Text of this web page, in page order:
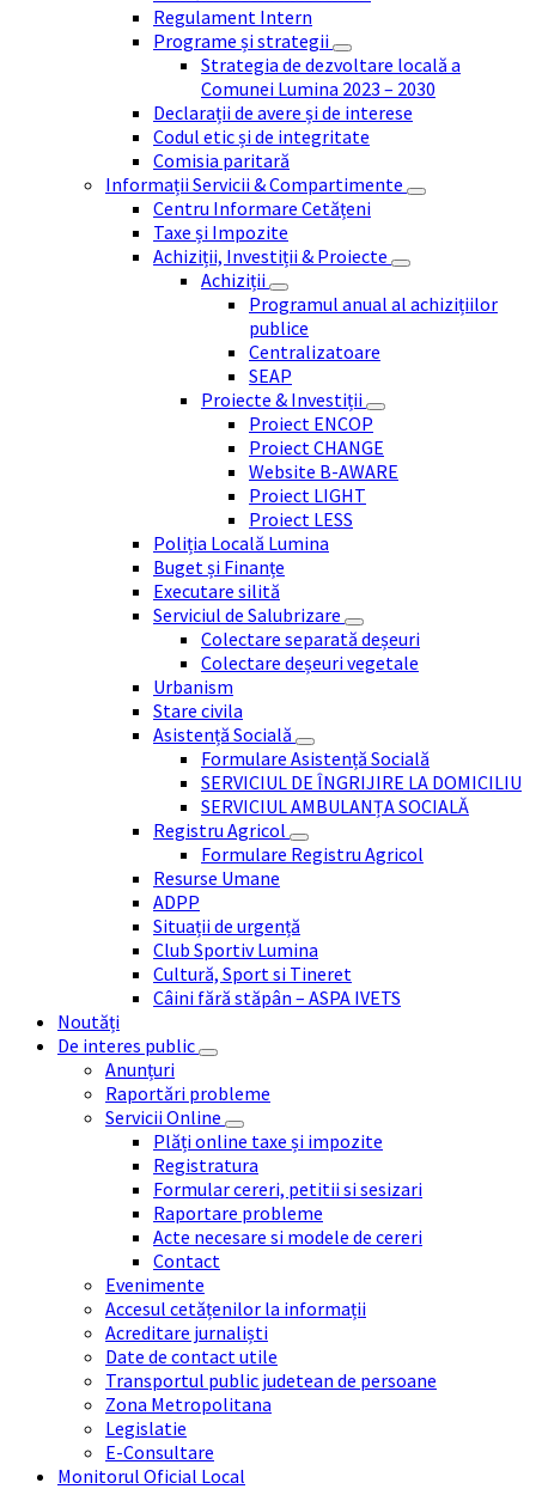
Regulament Intern
Programe și strategii
Strategia de dezvoltare locală a
Comunei Lumina 2023 – 2030
Declarații de avere și de interese
Codul etic și de integritate
Comisia paritară
Informații Servicii & Compartimente
Centru Informare Cetățeni
Taxe și Impozite
Achiziții, Investiții & Proiecte
Achiziții
Programul anual al achizițiilor
publice
Centralizatoare
SEAP
Proiecte & Investiții
Proiect ENCOP
Proiect CHANGE
Website B-AWARE
Proiect LIGHT
Proiect LESS
Poliția Locală Lumina
Buget și Finanțe
Executare silită
Serviciul de Salubrizare
Colectare separată deșeuri
Colectare deșeuri vegetale
Urbanism
Stare civila
Asistență Socială
Formulare Asistență Socială
SERVICIUL DE ÎNGRIJIRE LA DOMICILIU
SERVICIUL AMBULANȚA SOCIALĂ
Registru Agricol
Formulare Registru Agricol
Resurse Umane
ADPP
Situații de urgență
Club Sportiv Lumina
Cultură, Sport si Tineret
Câini fără stăpân – ASPA IVETS
Noutăți
De interes public
Anunțuri
Raportări probleme
Servicii Online
Plăți online taxe și impozite
Registratura
Formular cereri, petitii si sesizari
Raportare probleme
Acte necesare si modele de cereri
Contact
Evenimente
Accesul cetățenilor la informații
Acreditare jurnaliști
Date de contact utile
Transportul public judetean de persoane
Zona Metropolitana
Legislatie
E-Consultare
Monitorul Oficial Local